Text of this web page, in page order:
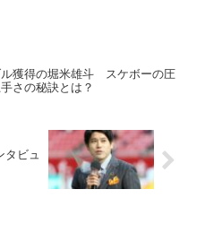
獲得の堀米雄斗 スケボーの圧
さの秘訣とは？
ビュ